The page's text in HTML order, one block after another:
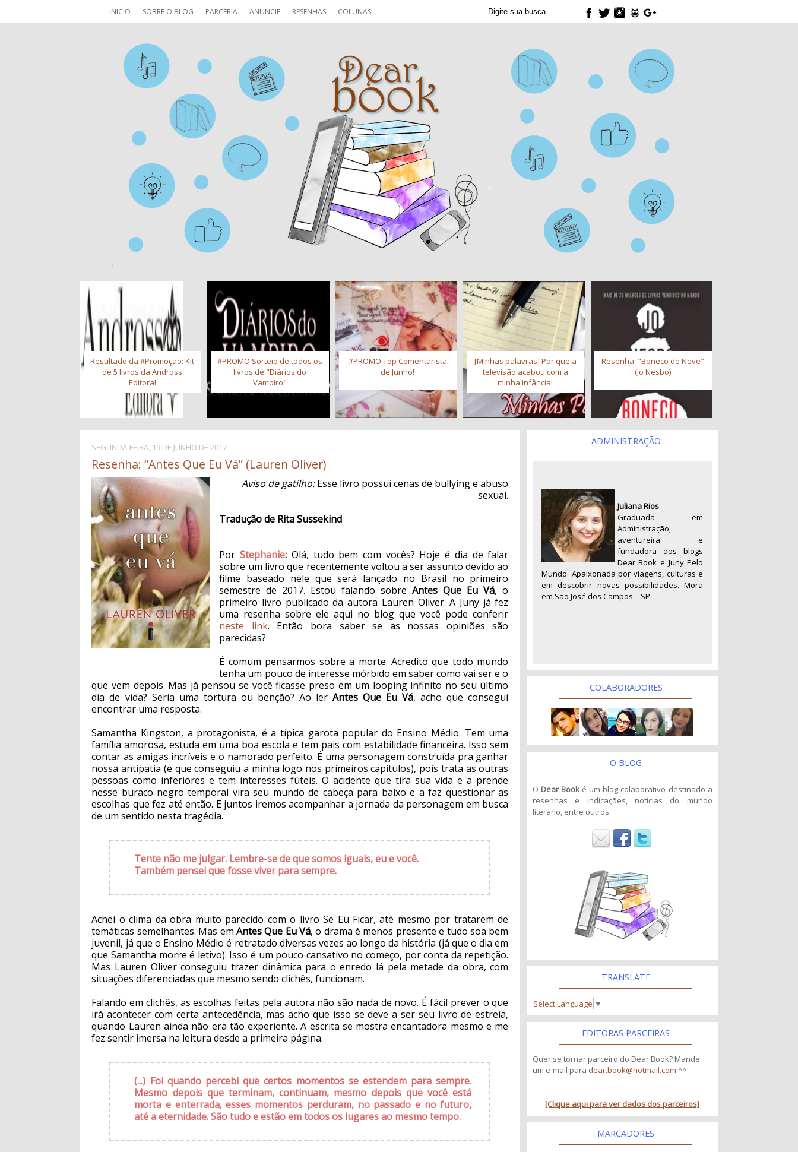
INICIO SOBRE O BLOG PARCERIA ANUNCIE RESENHAS COLUNAS
Resultado da #Promoção: Kit
de 5 livros da Andross
Editora!
#PROMO Sorteio de todos os
livros de "Diários do
Vampiro"
#PROMO Top Comentarista
de Junho!
[Minhas palavras] Por que a
televisão acabou com a
minha infância!
Resenha: "Boneco de Neve"
(Jo Nesbo)
SEGUNDA-FEIRA, 19 DE JUNHO DE 2017
Resenha: “Antes Que Eu Vá” (Lauren Oliver)
Aviso de gatilho:Esse livro possui cenas de bullying e abuso
sexual.
Tradução de Rita Sussekind
Por Stephanie: Olá, tudo bem com vocês? Hoje é dia de falar
sobre um livro que recentemente voltou a ser assunto devido ao
filme baseado nele que será lançado no Brasil no primeiro
semestre de 2017. Estou falando sobreAntes Que Eu Vá, o
primeiro livro publicado da autora Lauren Oliver. A Juny já fez
uma resenha sobre ele aqui no blog que você pode conferir
neste link. Então bora saber se as nossas opiniões são
parecidas?
É comum pensarmos sobre a morte. Acredito que todo mundo
tenha um pouco de interesse mórbido em saber como vai ser e o
que vem depois. Mas já pensou se você ficasse preso em um looping infinito no seu último
dia de vida? Seria uma tortura ou benção? Ao ler Antes Que Eu Vá, acho que consegui
encontrar uma resposta.
Samantha Kingston, a protagonista, é a típica garota popular do Ensino Médio. Tem uma
família amorosa, estuda em uma boa escola e tem pais com estabilidade financeira. Isso sem
contar as amigas incríveis e o namorado perfeito. É uma personagem construída pra ganhar
nossa antipatia (e que conseguiu a minha logo nos primeiros capítulos), pois trata as outras
pessoas como inferiores e tem interesses fúteis. O acidente que tira sua vida e a prende
nesse buraco-negro temporal vira seu mundo de cabeça para baixo e a faz questionar as
escolhas que fez até então. E juntos iremos acompanhar a jornada da personagem em busca
de um sentido nesta tragédia.
Tente não me julgar. Lembre-se de que somos iguais, eu e você.
Também pensei que fosse viver para sempre.
Achei o clima da obra muito parecido com o livro Se Eu Ficar, até mesmo por tratarem de
temáticas semelhantes. Mas em Antes Que Eu Vá, o drama é menos presente e tudo soa bem
juvenil, já que o Ensino Médio é retratado diversas vezes ao longo da história (já que o dia em
que Samantha morre é letivo). Isso é um pouco cansativo no começo, por conta da repetição.
Mas Lauren Oliver conseguiu trazer dinâmica para o enredo lá pela metade da obra, com
situações diferenciadas que mesmo sendo clichês, funcionam.
Falando em clichês, as escolhas feitas pela autora não são nada de novo. É fácil prever o que
irá acontecer com certa antecedência, mas acho que isso se deve a ser seu livro de estreia,
quando Lauren ainda não era tão experiente. A escrita se mostra encantadora mesmo e me
fez sentir imersa na leitura desde a primeira página.
(...) Foi quando percebi que certos momentos se estendem para sempre.
Mesmo depois que terminam, continuam, mesmo depois que você está
morta e enterrada, esses momentos perduram, no passado e no futuro,
até a eternidade. São tudo e estão em todos os lugares ao mesmo tempo.
ADMINISTRAÇÃO
Juliana Rios
Graduada em
Administração,
aventureira e
fundadora dos blogs
Dear Book e Juny Pelo
Mundo. Apaixonada por viagens, culturas e
em descobrir novas possibilidades. Mora
em São José dos Campos – SP.
COLABORADORES
O BLOG
O Dear Book é um blog colaborativo destinado a
resenhas e indicações, noticias do mundo
literário, entre outros.
TRANSLATE
Select Language ▼
EDITORAS PARCEIRAS
Quer se tornar parceiro do Dear Book? Mande
um e-mail para dear.book@hotmail.com ^^
[Clique aqui para ver dados dos parceiros]
MARCADORES